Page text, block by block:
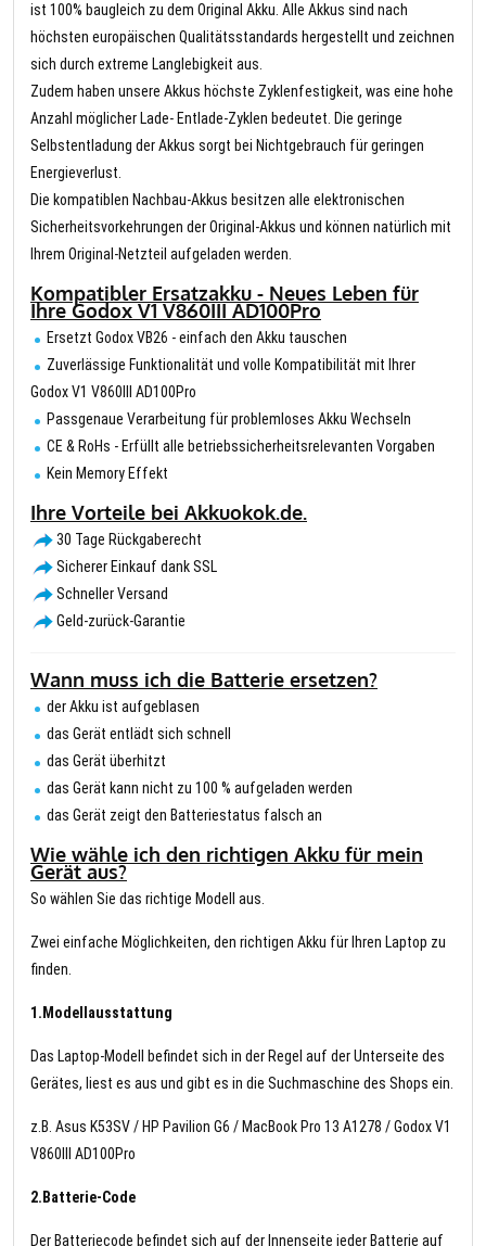
ist 100% baugleich zu dem Original Akku. Alle Akkus sind nach
höchsten europäischen Qualitätsstandards hergestellt und zeichnen
sich durch extreme Langlebigkeit aus.
Zudem haben unsere Akkus höchste Zyklenfestigkeit, was eine hohe
Anzahl möglicher Lade- Entlade-Zyklen bedeutet. Die geringe
Selbstentladung der Akkus sorgt bei Nichtgebrauch für geringen
Energieverlust.
Die kompatiblen Nachbau-Akkus besitzen alle elektronischen
Sicherheitsvorkehrungen der Original-Akkus und können natürlich mit
Ihrem Original-Netzteil aufgeladen werden.
Kompatibler Ersatzakku - Neues Leben für
Ihre Godox V1 V860III AD100Pro
Ersetzt Godox VB26 - einfach den Akku tauschen
Zuverlässige Funktionalität und volle Kompatibilität mit Ihrer
Godox V1 V860III AD100Pro
Passgenaue Verarbeitung für problemloses Akku Wechseln
CE & RoHs - Erfüllt alle betriebssicherheitsrelevanten Vorgaben
Kein Memory Effekt
Ihre Vorteile bei Akkuokok.de.
30 Tage Rückgaberecht
Sicherer Einkauf dank SSL
Schneller Versand
Geld-zurück-Garantie
Wann muss ich die Batterie ersetzen?
der Akku ist aufgeblasen
das Gerät entlädt sich schnell
das Gerät überhitzt
das Gerät kann nicht zu 100 % aufgeladen werden
das Gerät zeigt den Batteriestatus falsch an
Wie wähle ich den richtigen Akku für mein
Gerät aus?
So wählen Sie das richtige Modell aus.
Zwei einfache Möglichkeiten, den richtigen Akku für Ihren Laptop zu
finden.
1.Modellausstattung
Das Laptop-Modell befindet sich in der Regel auf der Unterseite des
Gerätes, liest es aus und gibt es in die Suchmaschine des Shops ein.
z.B. Asus K53SV / HP Pavilion G6 / MacBook Pro 13 A1278 / Godox V1
V860III AD100Pro
2.Batterie-Code
Der Batteriecode befindet sich auf der Innenseite jeder Batterie auf